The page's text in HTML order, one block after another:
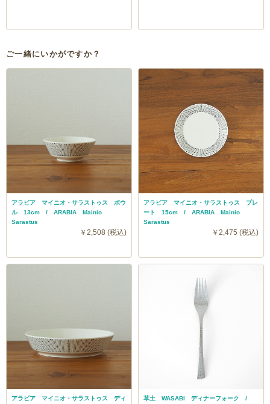
ご一緒にいかがですか？
アラビア マイニオ・サラストゥス ボウ
ル 13cm / ARABIA Mainio
Sarastus
￥2,508 (税込)
アラビア マイニオ・サラストゥス プレ
ート 15cm / ARABIA Mainio
Sarastus
￥2,475 (税込)
アラビア マイニオ・サラストゥス ディ
草土 WASABI ディナーフォーク /